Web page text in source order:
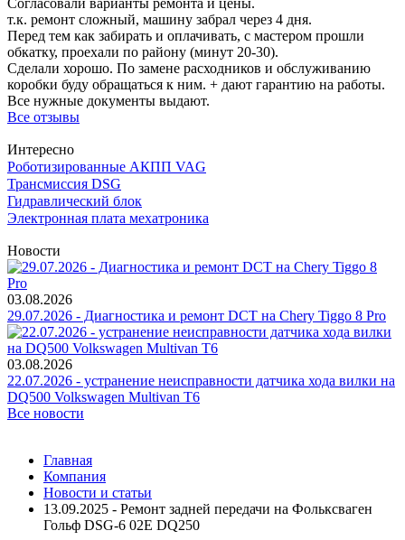
Согласовали варианты ремонта и цены.
т.к. ремонт сложный, машину забрал через 4 дня.
Перед тем как забирать и оплачивать, с мастером прошли
обкатку, проехали по району (минут 20-30).
Сделали хорошо. По замене расходников и обслуживанию
коробки буду обращаться к ним. + дают гарантию на работы.
Все нужные документы выдают.
Все отзывы
Интересно
Роботизированные АКПП VAG
Трансмиссия DSG
Гидравлический блок
Электронная плата мехатроника
Новости
03.08.2026
29.07.2026 - Диагностика и ремонт DCT на Chery Tiggo 8 Pro
03.08.2026
22.07.2026 - устранение неисправности датчика хода вилки на
DQ500 Volkswagen Multivan T6
Все новости
Главная
Компания
Новости и статьи
13.09.2025 - Ремонт задней передачи на Фольксваген
Гольф DSG-6 02E DQ250